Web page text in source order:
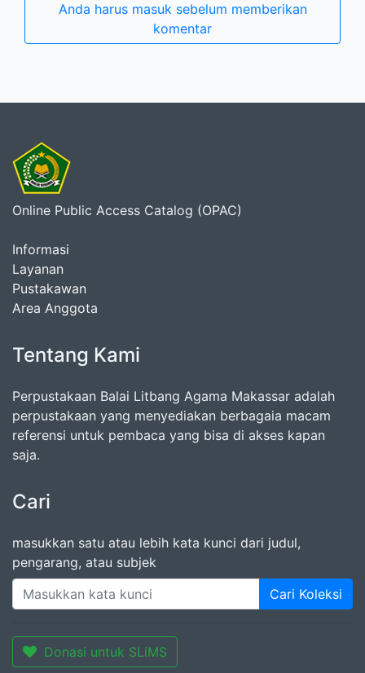
Anda harus masuk sebelum memberikan
komentar
Online Public Access Catalog (OPAC)
Informasi
Layanan
Pustakawan
Area Anggota
Tentang Kami
Perpustakaan Balai Litbang Agama Makassar adalah
perpustakaan yang menyediakan berbagaia macam
referensi untuk pembaca yang bisa di akses kapan
saja.
Cari
masukkan satu atau lebih kata kunci dari judul,
pengarang, atau subjek
Cari Koleksi
Donasi untuk SLiMS